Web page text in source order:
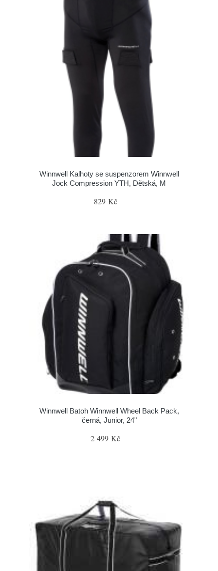
Winnwell Kalhoty se suspenzorem Winnwell
Jock Compression YTH, Dětská, M
829 Kč
Winnwell Batoh Winnwell Wheel Back Pack,
černá, Junior, 24"
2 499 Kč